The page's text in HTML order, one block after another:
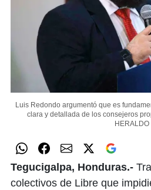
Luis Redondo argumentó que es
clara y detallada de los consejeros
HERALDO
Tegucigalpa, Honduras.-
colectivos de Libre que